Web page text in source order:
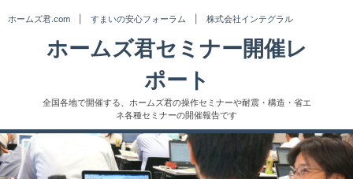
to
ホームズ君.com すまいの安心フォーラム 株式会社インテグラル
ホームズ君セミナー開催レ
ポート
全国各地で開催する、ホームズ君の操作セミナーや耐震・構造・省エ
ネ各種セミナーの開催報告です